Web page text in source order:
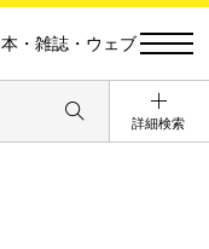
本・雑誌・ウェブ
詳細検索